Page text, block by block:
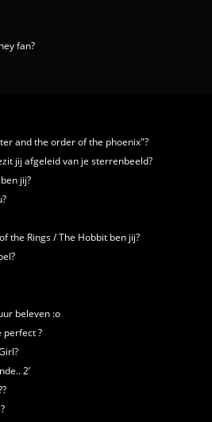
fan?
and the order of the phoenix"?
jij afgeleid van je sterrenbeeld?
jij?
the Rings / The Hobbit ben jij?
beleven :o
perfect ?
2’